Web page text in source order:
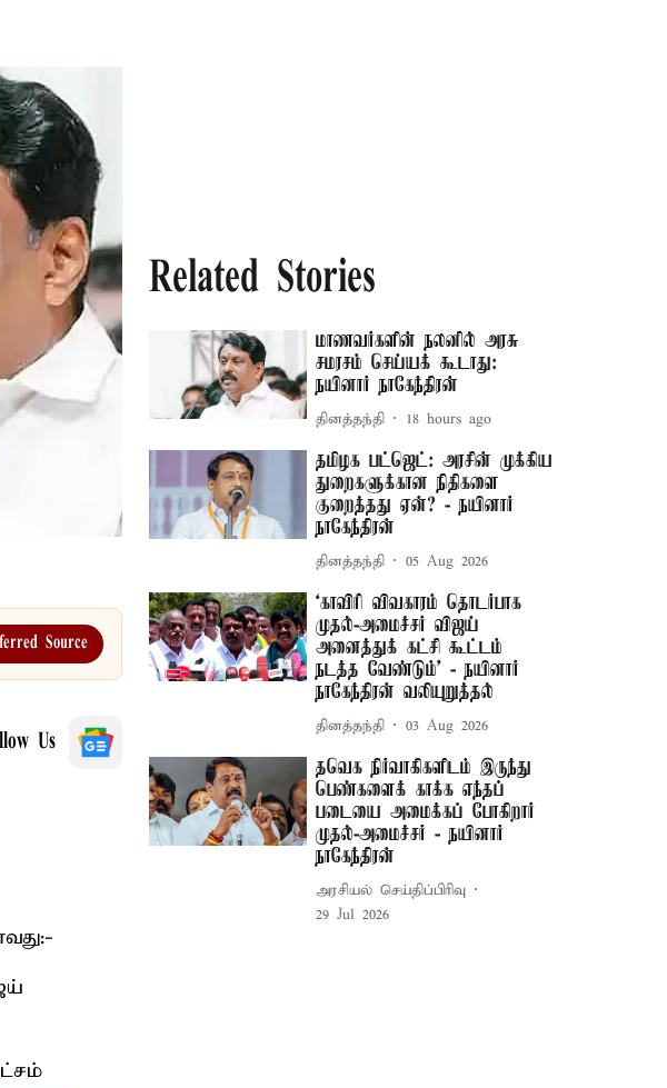
Source
Us
Related Stories
மாணவர்களின் நலனில் அரசு
சமரசம் செய்யக் கூடாது:
நயினார் நாகேந்திரன்
தினத்தந்தி 18 hours ago
தமிழக பட்ஜெட்: அரசின் முக்கிய
துறைகளுக்கான நிதிகளை
குறைத்தது ஏன்? - நயினார்
நாகேந்திரன்
தினத்தந்தி 05 Aug 2026
‘காவிரி விவகாரம் தொடர்பாக
முதல்-அமைச்சர் விஜய்
அனைத்துக் கட்சி கூட்டம்
நடத்த வேண்டும்’ - நயினார்
நாகேந்திரன் வலியுறுத்தல்
தினத்தந்தி 03 Aug 2026
தவெக நிர்வாகிகளிடம் இருந்து
பெண்களைக் காக்க எந்தப்
படையை அமைக்கப் போகிறார்
முதல்-அமைச்சர் - நயினார்
நாகேந்திரன்
அரசியல் செய்திப்பிரிவு
29 Jul 2026